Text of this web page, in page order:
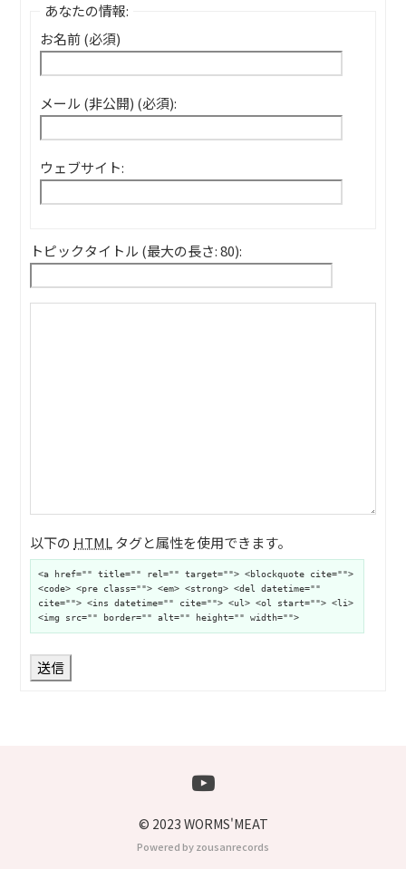
あなたの情報:
お名前 (必須)
メール (非公開) (必須):
ウェブサイト:
トピックタイトル (最大の長さ: 80):
以下の HTMLタグと属性を使用できます。
<a href="" title="" rel="" target=""> <blockquote cite="">
<code> <pre class=""> <em> <strong> <del datetime=""
cite=""> <ins datetime="" cite=""> <ul> <ol start=""> <li>
<img src="" border="" alt="" height="" width="">
送信
© 2023 WORMS'MEAT
Powered by zousanrecords